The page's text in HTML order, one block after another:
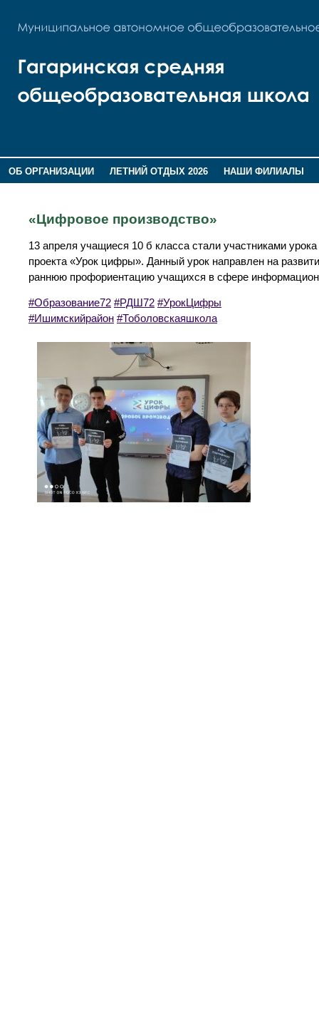
ОБ ОРГАНИЗАЦИИ ЛЕТНИЙ ОТДЫХ 2026
НАШИ ФИЛИАЛЫ
«Цифровое производство»
13 апреля учащиеся 10 б класса стали участниками
проекта «Урок цифры». Данный урок направлен на
раннюю профориентацию учащихся в сфере
#Образование72 #РДШ72 #УрокЦифры
#Ишимскийрайон #Тоболовскаяшкола